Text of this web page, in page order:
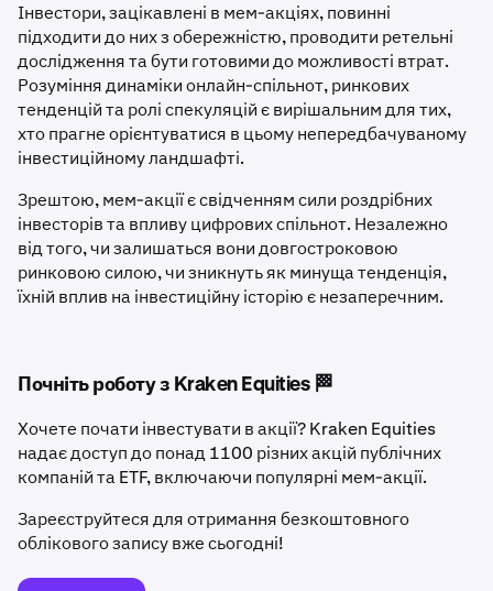
Інвестори, зацікавлені в мем-акціях, повинні
підходити до них з обережністю, проводити ретельні
дослідження та бути готовими до можливості втрат.
Розуміння динаміки онлайн-спільнот, ринкових
тенденцій та ролі спекуляцій є вирішальним для тих,
хто прагне орієнтуватися в цьому непередбачуваному
інвестиційному ландшафті.
Зрештою, мем-акції є свідченням сили роздрібних
інвесторів та впливу цифрових спільнот. Незалежно
від того, чи залишаться вони довгостроковою
ринковою силою, чи зникнуть як минуща тенденція,
їхній вплив на інвестиційну історію є незаперечним.
Почніть роботу з Kraken Equities 🏁
Хочете почати інвестувати в акції? Kraken Equities
надає доступ до понад 1100 різних акцій публічних
компаній та ETF, включаючи популярні мем-акції.
Зареєструйтеся для отримання безкоштовного
облікового запису вже сьогодні!